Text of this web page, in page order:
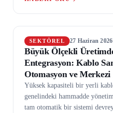
SEKTÖREL 27 Haziran 2026
Büyük Ölçekli
Entegrasyon: Kablo
Otomasyon ve
Yüksek kapasiteli bir yerli
genelindeki hammadde
tam otomatik bir sistemi